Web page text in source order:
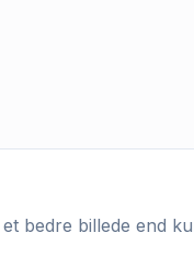
bedre billede end